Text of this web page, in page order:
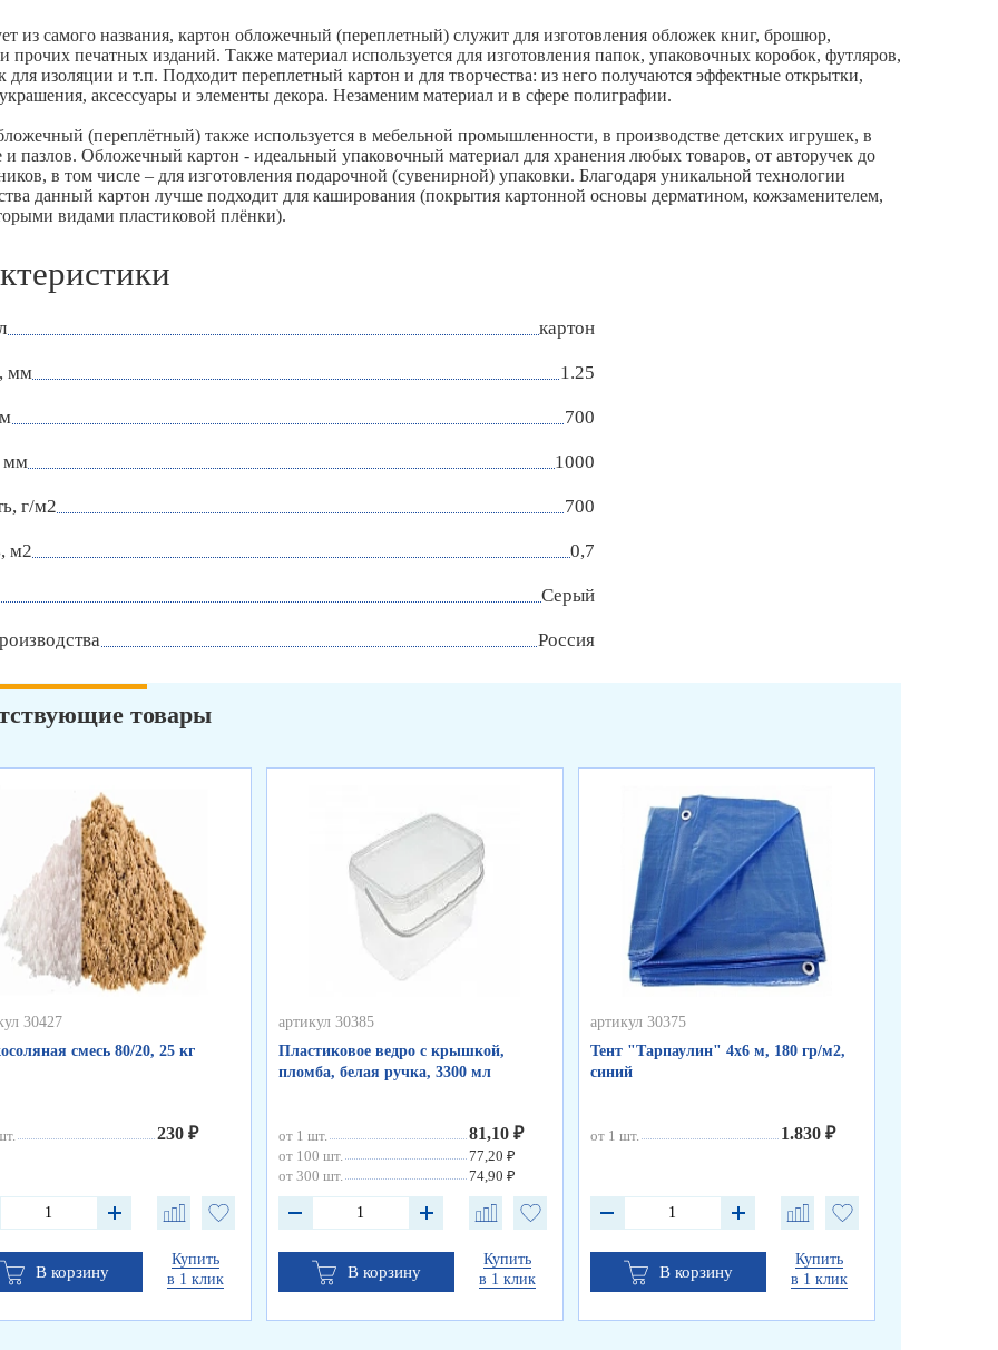
из самого названия, картон обложечный (переплетный) служит для изготовления обложек книг, брошюр,
прочих печатных изданий. Также материал используется для изготовления папок, упаковочных коробок, футляров,
для изоляции и т.п. Подходит переплетный картон и для творчества: из него получаются эффектные открытки,
аксессуары и элементы декора. Незаменим материал и в сфере полиграфии.
(переплётный) также используется в мебельной промышленности, в производстве детских игрушек, в
и пазлов. Обложечный картон - идеальный упаковочный материал для хранения любых товаров, от авторучек до
в том числе – для изготовления подарочной (сувенирной) упаковки. Благодаря уникальной технологии
данный картон лучше подходит для каширования (покрытия картонной основы дерматином, кожзаменителем,
видами пластиковой плёнки).
картон
мм 1.25
700
мм 1000
г/м2 700
м2 0,7
Серый
Россия
товары
30427
смесь 80/20, 25 кг
230 ₽
В корзину
Купить
в 1 клик
артикул 30385
Пластиковое ведро с крышкой,
пломба, белая ручка, 3300 мл
от 1 шт. 81,10 ₽
от 100 шт.
77,20 ₽
от 300 шт.
74,90 ₽
В корзину
Купить
в 1 клик
артикул 30375
Тент "Тарпаулин" 4х6 м, 180 гр/м2,
синий
от 1 шт. 1.830 ₽
В корзину
Купить
в 1 клик